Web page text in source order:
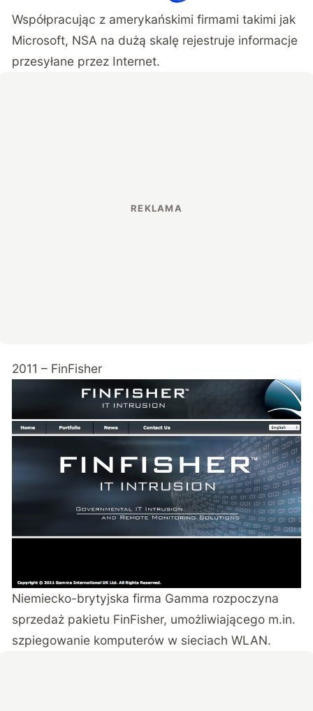
Współpracując z amerykańskimi firmami takimi jak
Microsoft, NSA na dużą skalę rejestruje informacje
przesyłane przez Internet.
2011 – FinFisher
Niemiecko-brytyjska firma Gamma rozpoczyna
sprzedaż pakietu FinFisher, umożliwiającego m.in.
szpiegowanie komputerów w sieciach WLAN.